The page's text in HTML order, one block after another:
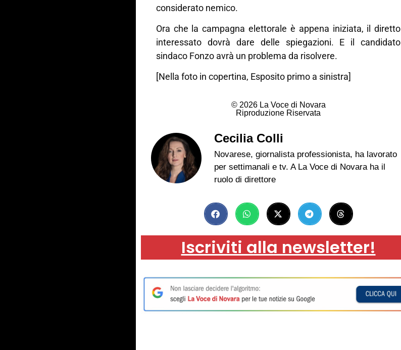
considerato nemico.
Ora che la campagna elettorale è appena iniziata, il diretto
interessato dovrà dare delle spiegazioni. E il candidato
sindaco Fonzo avrà un problema da risolvere.
[Nella foto in copertina, Esposito primo a sinistra]
© 2026 La Voce di Novara
Riproduzione Riservata
Cecilia Colli
Novarese, giornalista professionista, ha lavorato
per settimanali e tv. A La Voce di Novara ha il
ruolo di direttore
Iscriviti alla newsletter!